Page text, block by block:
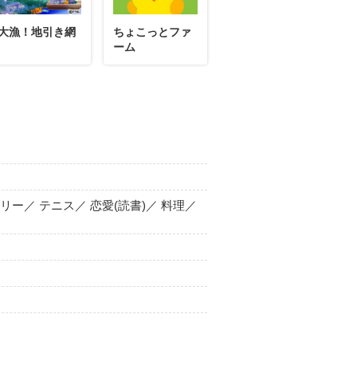
漁！地引き網
ちょこっとファ
ーム
ー／ テニス／ 恋愛(読書)／ 料理／